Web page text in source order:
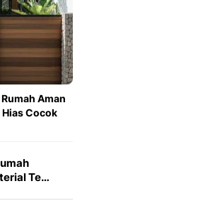
Aman
Cocok
Te…